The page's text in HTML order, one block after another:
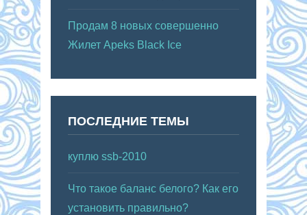
Продам 8 новых совершенно
Жилет Apeks Black Ice
ПОСЛЕДНИЕ ТЕМЫ
куплю ssb-2010
Что такое баланс белого? Как его
установить правильно?